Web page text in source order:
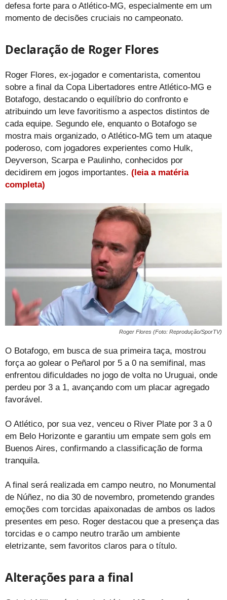
defesa forte para o Atlético-MG, especialmente em um
momento de decisões cruciais no campeonato.
Declaração de Roger Flores
Roger Flores, ex-jogador e comentarista, comentou
sobre a final da Copa Libertadores entre Atlético-MG e
Botafogo, destacando o equilíbrio do confronto e
atribuindo um leve favoritismo a aspectos distintos de
cada equipe. Segundo ele, enquanto o Botafogo se
mostra mais organizado, o Atlético-MG tem um ataque
poderoso, com jogadores experientes como Hulk,
Deyverson, Scarpa e Paulinho, conhecidos por
decidirem em jogos importantes. (leia a matéria
completa)
Roger Flores (Foto: Reprodução/SporTV)
O Botafogo, em busca de sua primeira taça, mostrou
força ao golear o Peñarol por 5 a 0 na semifinal, mas
enfrentou dificuldades no jogo de volta no Uruguai, onde
perdeu por 3 a 1, avançando com um placar agregado
favorável.
O Atlético, por sua vez, venceu o River Plate por 3 a 0
em Belo Horizonte e garantiu um empate sem gols em
Buenos Aires, confirmando a classificação de forma
tranquila.
A final será realizada em campo neutro, no Monumental
de Núñez, no dia 30 de novembro, prometendo grandes
emoções com torcidas apaixonadas de ambos os lados
presentes em peso. Roger destacou que a presença das
torcidas e o campo neutro trarão um ambiente
eletrizante, sem favoritos claros para o título.
Alterações para a final